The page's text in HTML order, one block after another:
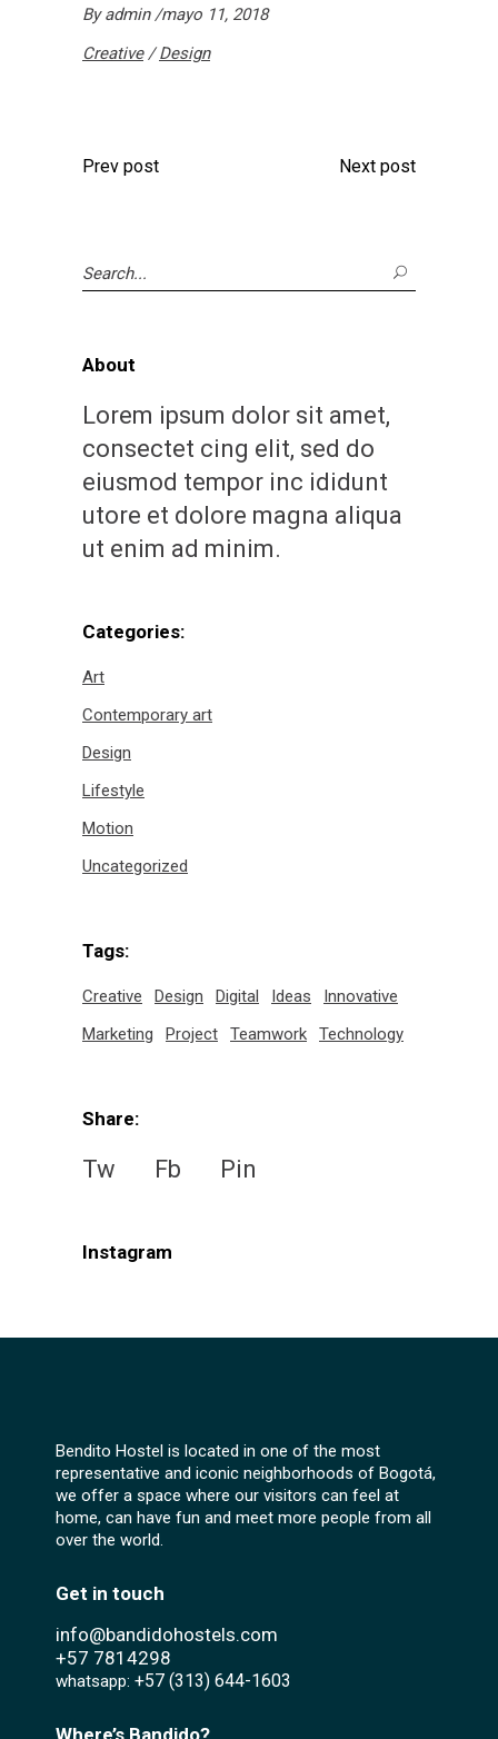
Byadmin mayo 11, 2018
Creative/Design
Prev post Next post
Search
for:
About
Lorem ipsum dolor sit amet,
consectet cing elit, sed do
eiusmod tempor inc ididunt
utore et dolore magna aliqua
ut enim ad minim.
Categories:
Art
Contemporary art
Design
Lifestyle
Motion
Uncategorized
Tags:
Creative Design Digital Ideas
Innovative
Marketing
Project Teamwork Technology
Share:
Tw Fb Pin
Instagram
Bendito Hostel is located in one of the most
representative and iconic neighborhoods of Bogotá,
we offer a space where our visitors can feel at
home, can have fun and meet more people from all
over the world.
Get in touch
info@bandidohostels.com
+57 7814298
whatsapp: +57 (313) 644-1603‬
Where’s Bandido?